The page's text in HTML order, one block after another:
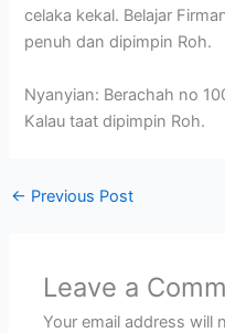
celaka kekal. Belajar
penuh dan dipimpin Roh.
Nyanyian: Berachah no
Kalau taat dipimpin Roh.
← Previous Post
Leave a
Your email address will